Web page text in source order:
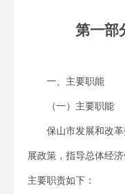
第一部
一、主要职能
（一）主要职能
保山市发展和改
展政策，指导总体经
主要职责如下：